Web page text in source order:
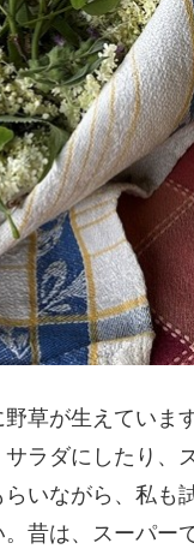
草が生えてい
ラダにしたり
いながら、私も
昔は、スーパ